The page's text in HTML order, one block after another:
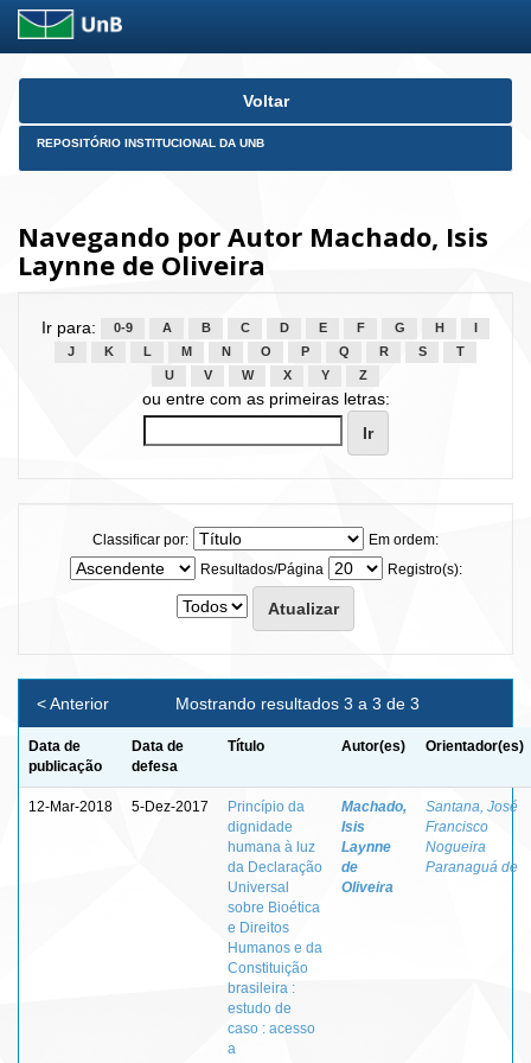
Skip
Voltar
REPOSITÓRIO INSTITUCIONAL DA UNB
Navegando por Autor Machado, Isis
Laynne de Oliveira
Ir para: 0-9 A B C D E F G H
J
K L M N O P Q R S
T
U
V W X Y Z
ou entre com as primeiras letras:
Classificar por:
Em ordem:
Resultados/Página
Registro(s):
Mostrando resultados 3 a 3 de 3
< Anterior
Data de
publicação
Data de
defesa
Título Autor(es) Orientador(es)
12-Mar-2018 5-Dez-2017
Princípio da
dignidade
humana à luz
da Declaração
Universal
sobre Bioética
e Direitos
Humanos e da
Constituição
brasileira :
estudo de
caso : acesso
a
Machado,
Isis
Laynne
de
Oliveira
Santana, José
Francisco
Nogueira
Paranaguá de